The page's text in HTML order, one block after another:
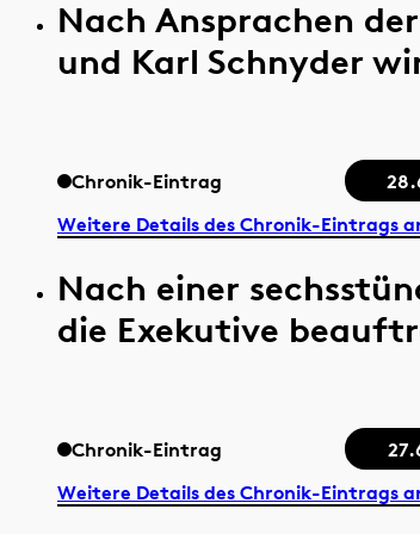
Nach Ansprachen
und Karl Schnyder
Chronik-Eintrag
Weitere Details des Chronik-Eintrags
Nach einer
die Exekutive
Chronik-Eintrag
Weitere Details des Chronik-Eintrags